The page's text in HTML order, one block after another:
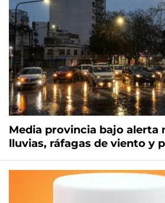
Media provincia bajo alerta
lluvias, ráfagas de viento y